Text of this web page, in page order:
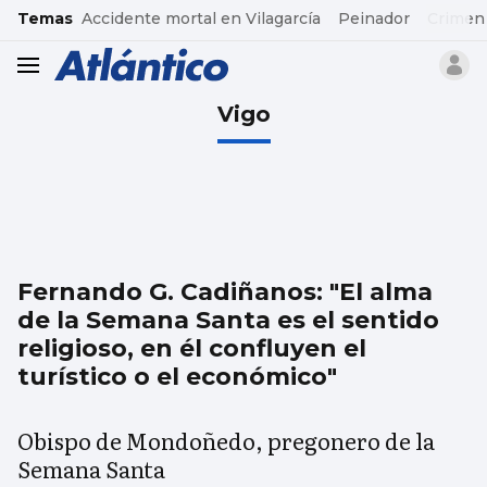
common.go-to-content
Temas Accidente mortal en Vilagarcía Peinador
header.menu.open
Vigo
Fernando G. Cadiñanos: "El alma
de la Semana Santa es el sentido
religioso, en él confluyen el
turístico o el económico"
Obispo de Mondoñedo, pregonero de la
Semana Santa